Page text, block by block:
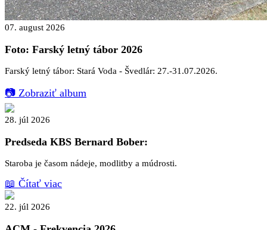
07. august 2026
Foto: Farský letný tábor 2026
Farský letný tábor: Stará Voda - Švedlár: 27.-31.07.2026.
📷 Zobraziť album
28. júl 2026
Predseda KBS Bernard Bober:
Staroba je časom nádeje, modlitby a múdrosti.
📖 Čítať viac
22. júl 2026